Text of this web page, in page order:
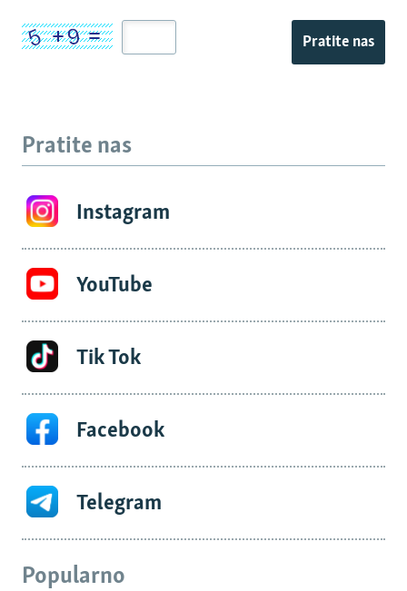
Pratite nas
Pratite nas
Instagram
YouTube
Tik Tok
Facebook
Telegram
Popularno